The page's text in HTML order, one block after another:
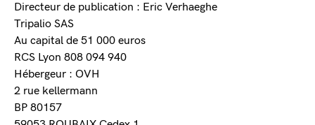
Directeur de publication : Eric Verhaeghe
Tripalio SAS
Au capital de 51 000 euros
RCS Lyon 808 094 940
Hébergeur : OVH
2 rue kellermann
BP 80157